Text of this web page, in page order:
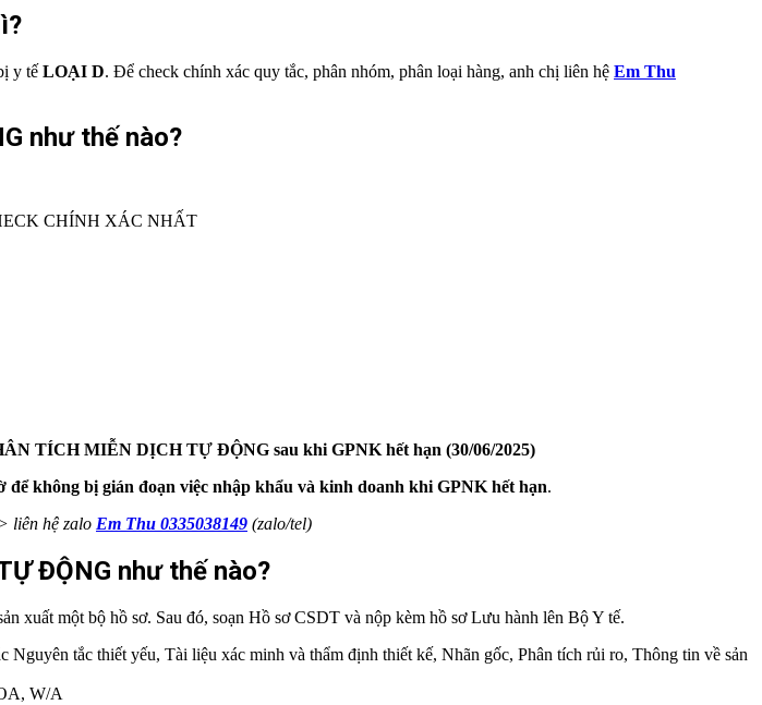
y tế LOẠI D. Để check chính xác quy tắc, phân nhóm, phân loại hàng, anh chị liên hệ Em Thu
như thế nào?
CHÍNH XÁC NHẤT
TÍCH MIỄN DỊCH TỰ ĐỘNG sau khi GPNK hết hạn (30/06/2025)
không bị gián đoạn việc nhập khẩu và kinh doanh khi GPNK hết hạn.
liên hệ zalo Em Thu 0335038149 (zalo/tel)
ĐỘNG như thế nào?
một bộ hồ sơ. Sau đó, soạn Hồ sơ CSDT và nộp kèm hồ sơ Lưu hành lên Bộ Y tế.
tắc thiết yếu, Tài liệu xác minh và thẩm định thiết kế, Nhãn gốc, Phân tích rủi ro, Thông tin về sản
W/A